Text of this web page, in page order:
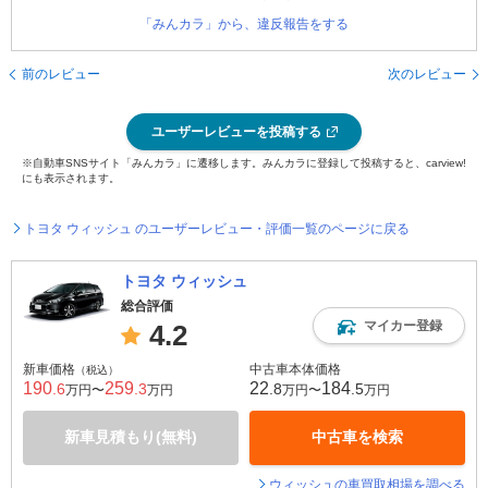
「みんカラ」から、違反報告をする
前のレビュー 次のレビュー
ユーザーレビューを投稿する
※自動車SNSサイト「みんカラ」に遷移します。みんカラに登録して投稿すると、carview!
にも表示されます。
トヨタ ウィッシュ のユーザーレビュー・評価一覧のページに戻る
トヨタ ウィッシュ
総合評価
4.2 マイカー登録
新車価格 （税込）
190 .6万円〜259 .3万円
新車見積もり(無料)
中古車本体価格
22 .8万円〜184 .5万円
中古車を検索
ウィッシュの車買取相場を調べる